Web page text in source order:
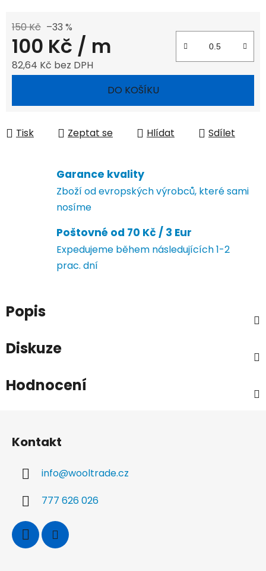
150 Kč –33 %
100 Kč / m
82,64 Kč bez DPH
DO KOŠÍKU
Tisk Zeptat se Hlídat Sdílet
Garance kvality
Zboží od evropských výrobců, které sami
nosíme
Poštovné od 70 Kč / 3 Eur
Expedujeme během následujících 1-2
prac. dní
Popis
Diskuze
Hodnocení
Kontakt
info@wooltrade.cz
777 626 026